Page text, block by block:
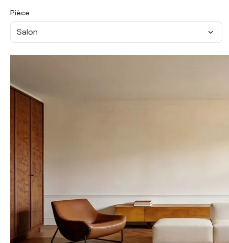
Pièce
Salon